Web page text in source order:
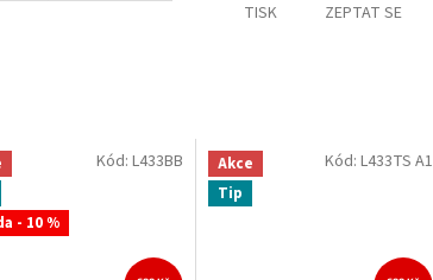
TISK ZEPTAT SE
- 10 %
Kód: L433BB
Akce
Tip
Kód:L433TS A1